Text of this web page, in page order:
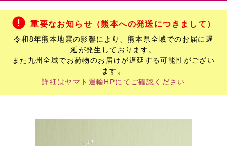
重要なお知らせ（熊本への発送につきまして）
令和8年熊本地震の影響により、熊本県全域でのお届に遅
延が発生しております。
また九州全域でお荷物のお届けが遅延する可能性がござい
ます。
詳細はヤマト運輸HPにてご確認ください